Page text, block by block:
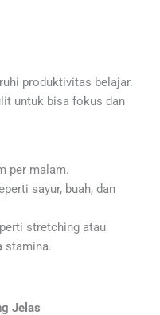
produktivitas belajar.
untuk bisa fokus dan
per malam.
sayur, buah, dan
stretching atau
stamina.
Jelas